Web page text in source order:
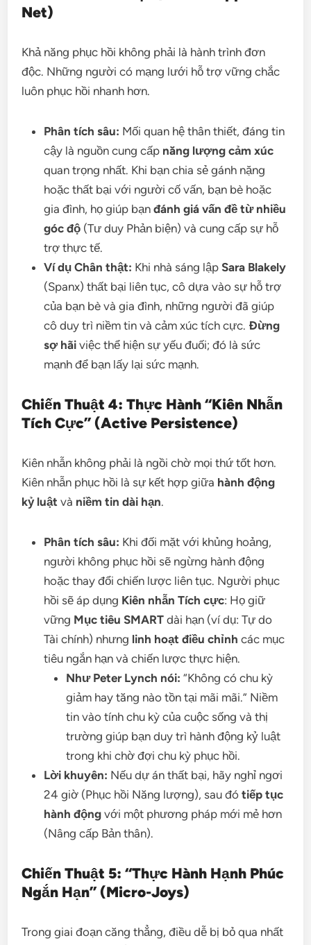
Net)
Khả năng phục hồi không phải là hành trình đơn
độc. Những người có mạng lưới hỗ trợ vững chắc
luôn phục hồi nhanh hơn.
Phân tích sâu: Mối quan hệ thân thiết, đáng tin
cậy là nguồn cung cấp năng lượng cảm xúc
quan trọng nhất. Khi bạn chia sẻ gánh nặng
hoặc thất bại với người cố vấn, bạn bè hoặc
gia đình, họ giúp bạnđánh giá vấn đề từ nhiều
góc độ (Tư duy Phản biện) và cung cấp sự hỗ
trợ thực tế.
Ví dụ Chân thật: Khi nhà sáng lậpSara Blakely
(Spanx) thất bại liên tục, cô dựa vào sự hỗ trợ
của bạn bè và gia đình, những người đã giúp
cô duy trì niềm tin và cảm xúc tích cực. Đừng
sợ hãi việc thể hiện sự yếu đuối; đó là sức
mạnh để bạn lấy lại sức mạnh.
Chiến Thuật 4: Thực Hành “Kiên Nhẫn
Tích Cực” (Active Persistence)
Kiên nhẫn không phải là ngồi chờ mọi thứ tốt hơn.
Kiên nhẫn phục hồi là sự kết hợp giữa hành động
kỷ luật và niềm tin dài hạn.
Phân tích sâu: Khi đối mặt với khủng hoảng,
người không phục hồi sẽ ngừng hành động
hoặc thay đổi chiến lược liên tục. Người phục
hồi sẽ áp dụng Kiên nhẫn Tích cực: Họ giữ
vững Mục tiêu SMART dài hạn (ví dụ: Tự do
Tài chính) nhưng linh hoạt điều chỉnh các mục
tiêu ngắn hạn và chiến lược thực hiện.
Như Peter Lynch nói: “Không có chu kỳ
giảm hay tăng nào tồn tại mãi mãi.” Niềm
tin vào tính chu kỳ của cuộc sống và thị
trường giúp bạn duy trì hành động kỷ luật
trong khi chờ đợi chu kỳ phục hồi.
Lời khuyên: Nếu dự án thất bại, hãy nghỉ ngơi
24 giờ (Phục hồi Năng lượng), sau đótiếp tục
hành động với một phương pháp mới mẻ hơn
(Nâng cấp Bản thân).
Chiến Thuật 5: “Thực Hành Hạnh Phúc
Ngắn Hạn” (Micro-Joys)
Trong giai đoạn căng thẳng, điều dễ bị bỏ qua nhất